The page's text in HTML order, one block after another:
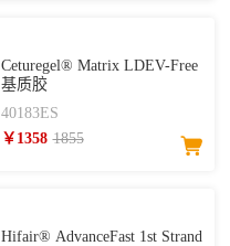
Ceturegel® Matrix LDEV-Free
基质胶
40183ES
￥1358 1855
Hifair® AdvanceFast 1st Strand